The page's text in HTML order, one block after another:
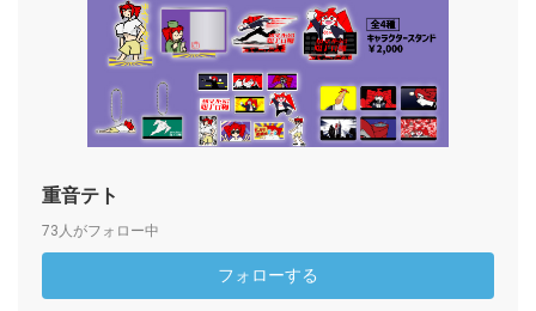
重音テト
73人がフォロー中
フォローする